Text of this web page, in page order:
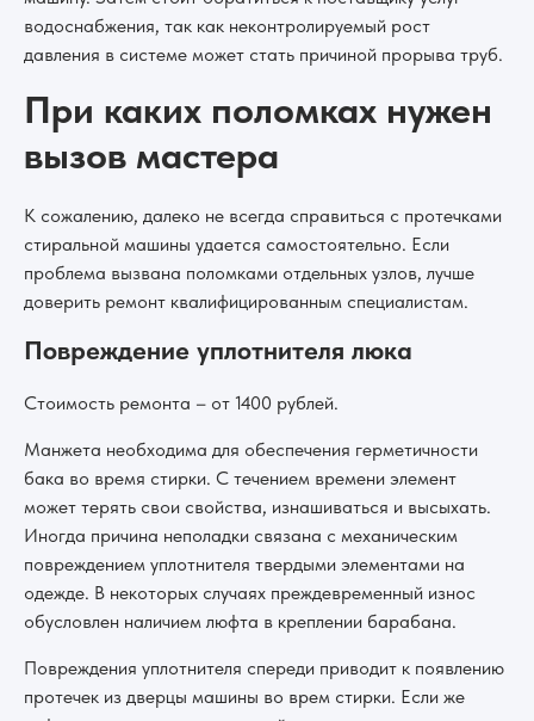
водоснабжения, так как неконтролируемый рост
давления в системе может стать причиной прорыва труб.
При каких поломках нужен
вызов мастера
К сожалению, далеко не всегда справиться с протечками
стиральной машины удается самостоятельно. Если
проблема вызвана поломками отдельных узлов, лучше
доверить ремонт квалифицированным специалистам.
Повреждение уплотнителя люка
Стоимость ремонта – от 1400 рублей.
Манжета необходима для обеспечения герметичности
бака во время стирки. С течением времени элемент
может терять свои свойства, изнашиваться и высыхать.
Иногда причина неполадки связана с механическим
повреждением уплотнителя твердыми элементами на
одежде. В некоторых случаях преждевременный износ
обусловлен наличием люфта в креплении барабана.
Повреждения уплотнителя спереди приводит к появлению
протечек из дверцы машины во врем стирки. Если же